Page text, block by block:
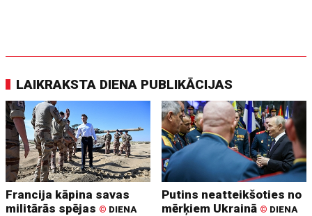
LAIKRAKSTA DIENA PUBLIKĀCIJAS
Francija kāpina savas
militārās spējas © DIENA
Putins neatteikšoties no
mērķiem Ukrainā © DIENA